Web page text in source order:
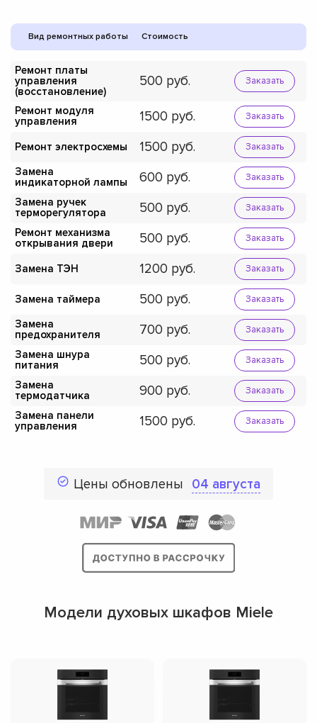
Вид ремонтных работы Стоимость
Ремонт платы
управления
(восстановление)
500 Заказать
Ремонт модуля
управления
1500 Заказать
Ремонт электросхемы 1500 Заказать
Замена
индикаторной лампы
600 Заказать
Замена ручек
терморегулятора
500 Заказать
Ремонт механизма
открывания двери
500 Заказать
Замена ТЭН 1200 Заказать
Замена таймера 500 Заказать
Замена
предохранителя
700 Заказать
Замена шнура
питания
500 Заказать
Замена
термодатчика
900 Заказать
Замена панели
управления
1500 Заказать
Цены обновлены 04 августа
Модели духовых шкафов Miele